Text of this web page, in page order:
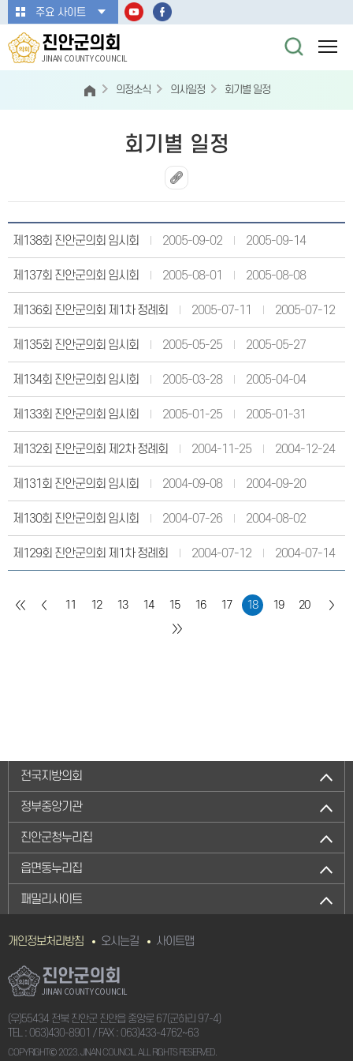
본문바로가기
주요 사이트
진안군의회
JINAN COUNTY COUNCIL
의정소식 의사일정 회기별 일정
회기별 일정
제138회 진안군의회 임시회 2005-09-02 2005-09-14
제137회 진안군의회 임시회 2005-08-01 2005-08-08
제136회 진안군의회 제1차 정례회 2005-07-11 2005-07-12
제135회 진안군의회 임시회 2005-05-25 2005-05-27
제134회 진안군의회 임시회 2005-03-28 2005-04-04
제133회 진안군의회 임시회 2005-01-25 2005-01-31
제132회 진안군의회 제2차 정례회 2004-11-25 2004-12-24
제131회 진안군의회 임시회 2004-09-08 2004-09-20
제130회 진안군의회 임시회 2004-07-26 2004-08-02
제129회 진안군의회 제1차 정례회 2004-07-12 2004-07-14
11 12 13 14 15 16 17 18 19 20
전국지방의회
정부중앙기관
진안군청누리집
읍면동누리집
패밀리사이트
개인정보처리방침 오시는길 사이트맵
진안군의회
JINAN COUNTY COUNCIL
(우)55434 전북 진안군 진안읍 중앙로 67(군하리 97-4)
TEL : 063)430-8901 / FAX : 063)433-4762~63
COPYRIGHTⒸ 2023. JINAN COUNCIL. ALL RIGHTS RESERVED.